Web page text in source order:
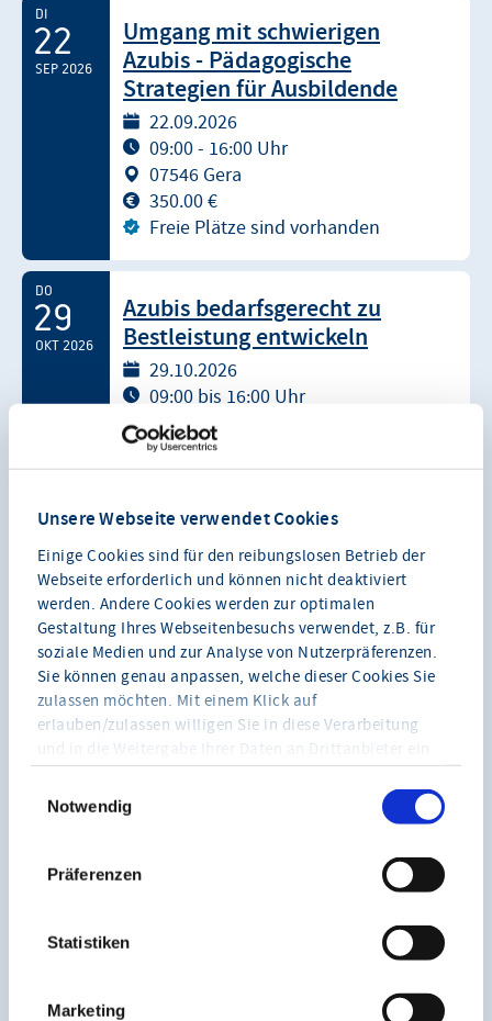
Unsere Webseite verwendet Cookies
Einige Cookies sind für den reibungslosen Betrieb der
Webseite erforderlich und können nicht deaktiviert
werden. Andere Cookies werden zur optimalen
Gestaltung Ihres Webseitenbesuchs verwendet, z.B. für
soziale Medien und zur Analyse von Nutzerpräferenzen.
Sie können genau anpassen, welche dieser Cookies Sie
zulassen möchten. Mit einem Klick auf
erlauben/zulassen willigen Sie in diese Verarbeitung
und in die Weitergabe Ihrer Daten an Drittanbieter ein
(Drittanbieter führen diese Informationen
möglicherweise mit weiteren Daten über Sie
zusammen).
Hinweis zu YouTube-Videos
Notwendig
Präferenzen
Statistiken
Marketing
DI
22
SEP 2026
Umgang mit schwierigen
Azubis - Pädagogische
Strategien für Ausbildende
22.09.2026
09:00 - 16:00 Uhr
07546 Gera
350.00 €
Freie Plätze sind vorhanden
DO
29
OKT 2026
Azubis bedarfsgerecht zu
Bestleistung entwickeln
29.10.2026
09:00 bis 16:00 Uhr
07546 Gera
350.00 €
Freie Plätze sind vorhanden
17
Rechts-Update für Ausbilder -
Souverän und rechtssicher im
Umgang mit Auszubildenden
17.11.2026
09:00 - 16:00 Uhr
07546 Gera
350.00 €
Freie Plätze sind vorhanden
DEZ 2026
Praxistraining für Ausbilder